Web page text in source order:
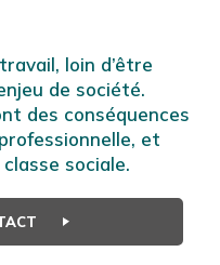
loin d’être
de société.
des conséquences
et
sociale.